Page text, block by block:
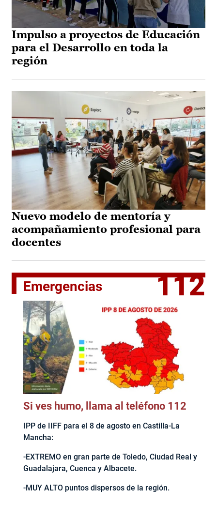
Impulso a proyectos de Educación
para el Desarrollo en toda la
región
Nuevo modelo de mentoría y
acompañamiento profesional para
docentes
Emergencias 112
Si ves humo, llama al teléfono 112
IPP de IIFF para el 8 de agosto en Castilla-La
Mancha:
-EXTREMO en gran parte de Toledo, Ciudad Real y
Guadalajara, Cuenca y Albacete.
-MUY ALTO puntos dispersos de la región.